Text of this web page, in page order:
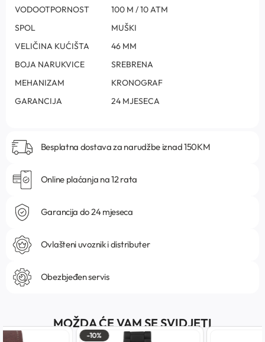
VODOOTPORNOST
100 M / 10 ATM
SPOL
MUŠKI
VELIČINA KUĆIŠTA
46 MM
BOJA NARUKVICE
SREBRENA
MEHANIZAM
KRONOGRAF
GARANCIJA
24 MJESECA
Besplatna dostava za narudžbe iznad 150KM
Online plaćanja na 12 rata
Garancija do 24 mjeseca
Ovlašteni uvoznik i distributer
Obezbjeđen servis
MOŽDA ĆE VAM SE SVIDJETI
-10%